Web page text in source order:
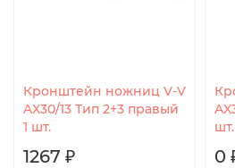
Кронштейн ножниц V-V
AX30/13 Тип 2+3 правый
1 шт.
1267 ₽
шт.
0